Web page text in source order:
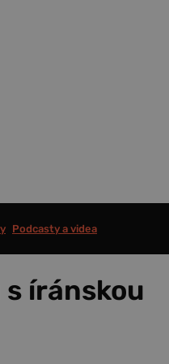
Podcasty a videa
íránskou